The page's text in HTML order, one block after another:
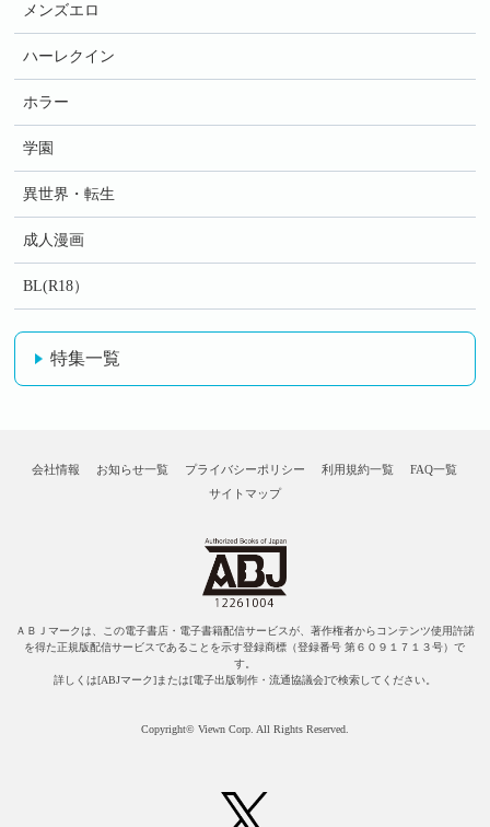
メンズエロ
ハーレクイン
ホラー
学園
異世界・転生
成人漫画
BL(R18）
特集一覧
会社情報 お知らせ一覧 プライバシーポリシー 利用規約一覧
FAQ一覧
サイトマップ
ＡＢＪマークは、この電子書店・電子書籍配信サービスが、著作権者からコンテンツ使用許諾
を得た正規版配信サービスであることを示す登録商標（登録番号 第６０９１７１３号）で
す。
詳しくは[ABJマーク]または[電子出版制作・流通協議会]で検索してください。
Copyright© Viewn Corp. All Rights Reserved.